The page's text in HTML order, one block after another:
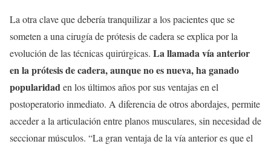
La otra clave que debería tranquilizar a los pacientes que se
someten a una cirugía de prótesis de cadera se explica por la
evolución de las técnicas quirúrgicas. La llamada vía anterior
en la prótesis de cadera, aunque no es nueva, ha ganado
popularidaden los últimos años por sus ventajas en el
postoperatorio inmediato. A diferencia de otros abordajes, permite
acceder a la articulación entre planos musculares, sin necesidad de
seccionar músculos. “La gran ventaja de la vía anterior es que el